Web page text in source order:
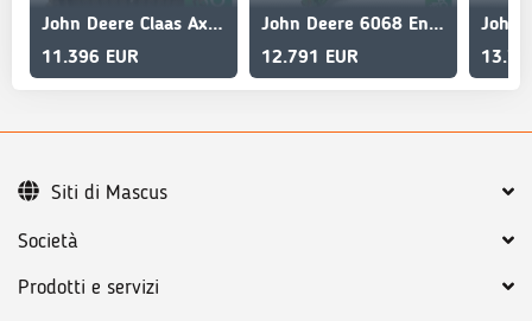
John Deere Claas Axion 820 Engine 6068HRT81
11.396 EUR
John Deere 6068 Engine
12.791 EUR
Società
Prodotti e servizi
Siti di Mascus